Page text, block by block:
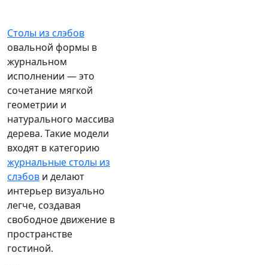
Столы из слэбов
овальной формы в
журнальном
исполнении — это
сочетание мягкой
геометрии и
натурального массива
дерева. Такие модели
входят в категорию
журнальные столы из
слэбов и делают
интерьер визуально
легче, создавая
свободное движение в
пространстве
гостиной.